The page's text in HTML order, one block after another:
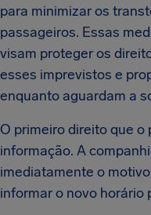
para minimizar os
passageiros. Essas
visam proteger os
esses imprevistos e
enquanto aguardam a
O primeiro direito que o
informação. A
imediatamente o
informar o novo horário